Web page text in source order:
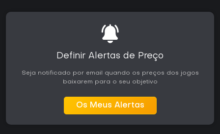
Definir Alertas de Preço
Seja notificado por email quando os preços dos jogos
baixarem para o seu objetivo
Os Meus Alertas